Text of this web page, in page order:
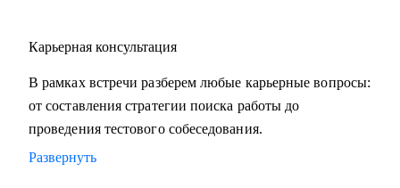
• консультирую команды для развития бизнесов
• с подготовкой к техническим собеседованиям.
Кому могу помочь:
• проконсультирую проджект менеджеров, продакт
Карьерная консультация
В рамках встречи разберем любые карьерные вопросы:
от составления стратегии поиска работы до
проведения тестового собеседования.
Развернуть